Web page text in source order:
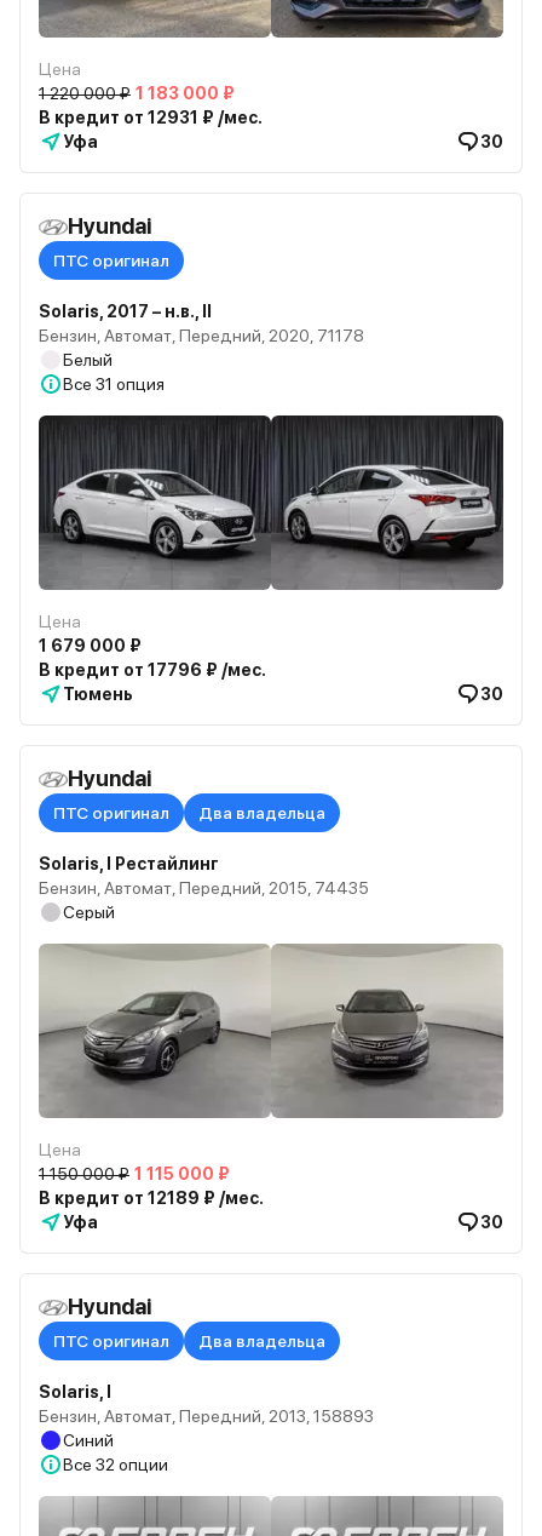
Цена
1 220 000 ₽ 1 183 000 ₽
В кредит от 12931 ₽ /мес.
Уфа
30
Hyundai
ПТС оригинал
Solaris, 2017 – н.в., II
Бензин, Автомат, Передний, 2020, 71178
Белый
Все 31 опция
Цена
1 679 000 ₽
В кредит от 17796 ₽ /мес.
Тюмень
30
Hyundai
ПТС оригинал Два владельца
Solaris, I Рестайлинг
Бензин, Автомат, Передний, 2015, 74435
Серый
Цена
1 150 000 ₽ 1 115 000 ₽
В кредит от 12189 ₽ /мес.
Уфа
30
Hyundai
ПТС оригинал Два владельца
Solaris, I
Бензин, Автомат, Передний, 2013, 158893
Синий
Все 32 опции